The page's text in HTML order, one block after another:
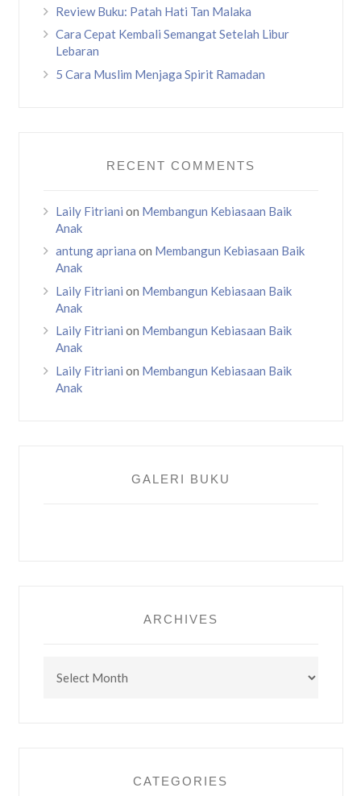
Review Buku: Patah Hati Tan Malaka
Cara Cepat Kembali Semangat Setelah Libur
Lebaran
5 Cara Muslim Menjaga Spirit Ramadan
RECENT COMMENTS
Laily Fitriani on Membangun Kebiasaan Baik
Anak
antung apriana on Membangun Kebiasaan Baik
Anak
Laily Fitriani on Membangun Kebiasaan Baik
Anak
Laily Fitriani on Membangun Kebiasaan Baik
Anak
Laily Fitriani on Membangun Kebiasaan Baik
Anak
GALERI BUKU
ARCHIVES
CATEGORIES